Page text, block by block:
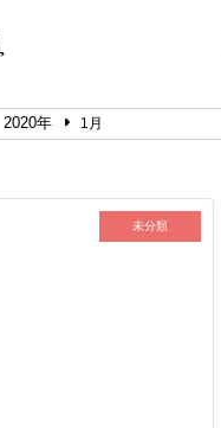
2020年 1月
未分類